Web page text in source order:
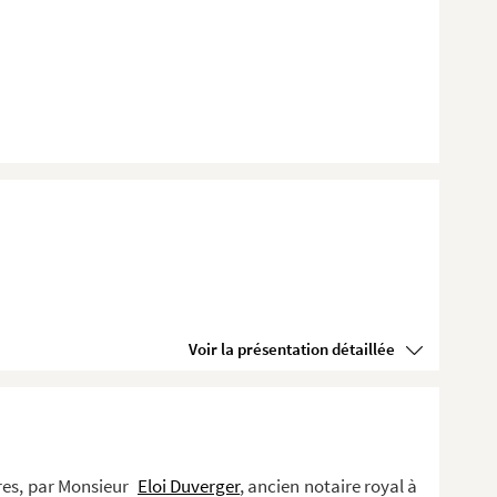
Voir la présentation détaillée
par Monsieur Eloi Duverger, ancien notaire royal à